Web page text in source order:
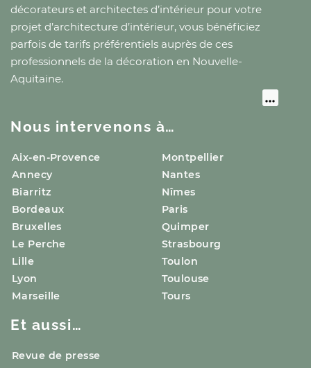
décorateurs et architectes d’intérieur pour votre
projet d’architecture d’intérieur, vous bénéficiez
parfois de tarifs préférentiels auprès de ces
professionnels de la décoration en Nouvelle-
Aquitaine.
Nous intervenons à…
Aix-en-Provence
Annecy
Biarritz
Bordeaux
Bruxelles
Le Perche
Lille
Lyon
Marseille
Montpellier
Nantes
Nîmes
Paris
Quimper
Strasbourg
Toulon
Toulouse
Tours
Et aussi…
Revue de presse